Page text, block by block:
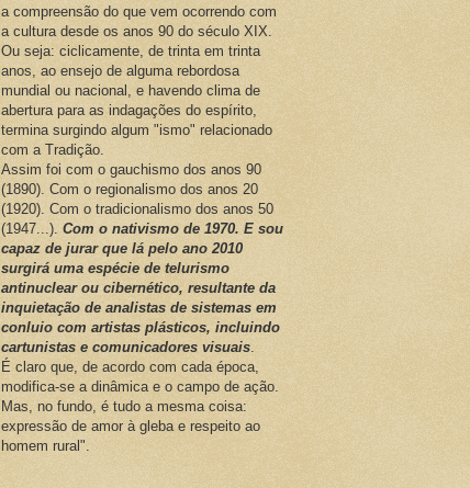
a compreensão do que vem ocorrendo com
a cultura desde os anos 90 do século XIX.
Ou seja: ciclicamente, de trinta em trinta
anos, ao ensejo de alguma rebordosa
mundial ou nacional, e havendo clima de
abertura para as indagações do espírito,
termina surgindo algum "ismo" relacionado
com a Tradição.
Assim foi com o gauchismo dos anos 90
(1890). Com o regionalismo dos anos 20
(1920). Com o tradicionalismo dos anos 50
(1947...). Com o nativismo de 1970. E sou
capaz de jurar que lá pelo ano 2010
surgirá uma espécie de telurismo
antinuclear ou cibernético, resultante da
inquietação de analistas de sistemas em
conluio com artistas plásticos, incluindo
cartunistas e comunicadores visuais.
É claro que, de acordo com cada época,
modifica-se a dinâmica e o campo de ação.
Mas, no fundo, é tudo a mesma coisa:
expressão de amor à gleba e respeito ao
homem rural".